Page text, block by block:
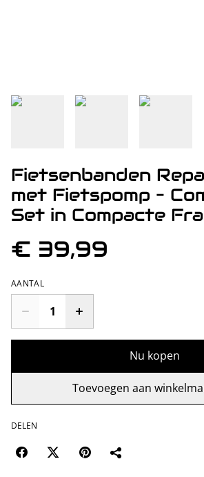
Fietsenbanden
met Fietspomp –
Set in Compacte
€ 39,99
AANTAL
Nu kopen
Toevoegen aan
DELEN